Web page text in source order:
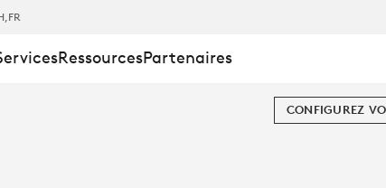
,FR
RessourcesPartenaires
CONFIGUREZ